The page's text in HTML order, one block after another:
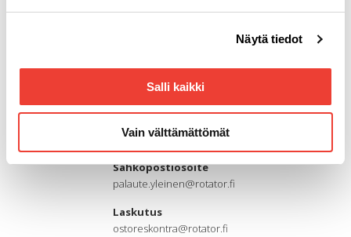
linkistä.
Näytä tiedot
Salli kaikki
Vain välttämättömät
Tuottotie 4
Arkisin 8.00–16.00
(03) 287 4111
Sähköpostiosoite
palaute.yleinen@rotator.fi
Laskutus
ostoreskontra@rotator.fi